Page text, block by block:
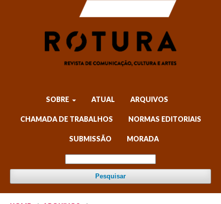
SOBRE ATUAL ARQUIVOS
CHAMADA DE TRABALHOS NORMAS EDITORIAIS
SUBMISSÃO MORADA
Pesquisar